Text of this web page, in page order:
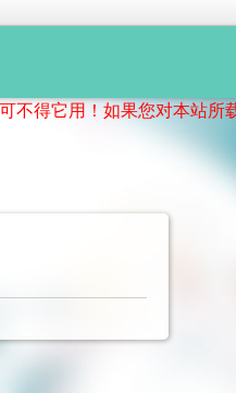
用！如果您对本站所载